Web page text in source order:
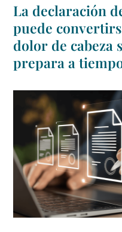
La declaración
puede
dolor de cabeza
prepara a